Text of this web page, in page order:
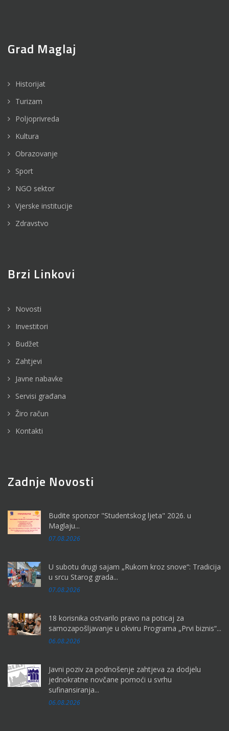
Grad Maglaj
Historijat
Turizam
Poljoprivreda
Kultura
Obrazovanje
Sport
NGO sektor
Vjerske institucije
Zdravstvo
Brzi Linkovi
Novosti
Investitori
Budžet
Zahtjevi
Javne nabavke
Servisi građana
Žiro račun
Kontakti
Zadnje Novosti
Budite sponzor "Studentskog ljeta" 2026. u
Maglaju...
07.08.2026
U subotu drugi sajam „Rukom kroz snove“: Tradicija
u srcu Starog grada...
07.08.2026
18 korisnika ostvarilo pravo na poticaj za
samozapošljavanje u okviru Programa „Prvi biznis“...
06.08.2026
Javni poziv za podnošenje zahtjeva za dodjelu
jednokratne novčane pomoći u svrhu
sufinansiranja...
06.08.2026